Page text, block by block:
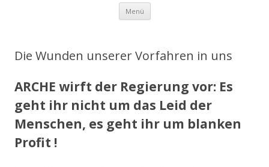
Menü Zum
springen
Die Wunden unserer Vorfahren in uns
ARCHE wirft der Regierung vor: Es
geht ihr nicht um das Leid der
Menschen, es geht ihr um blanken
Profit !